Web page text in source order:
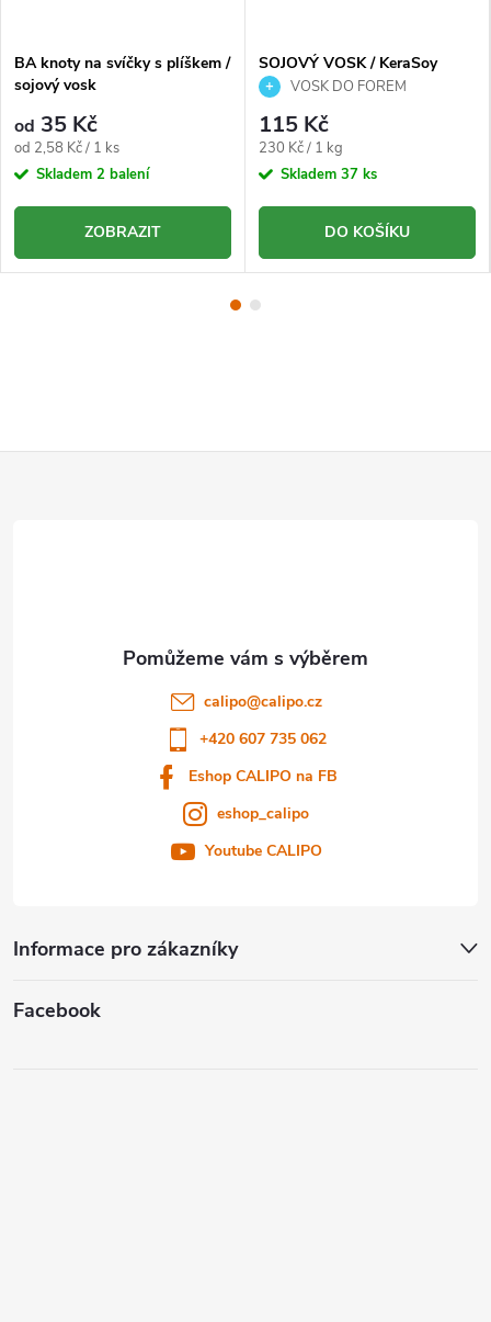
BA knoty na svíčky s plíškem /
sojový vosk
od 35 Kč
Měrná
cena:
od 2,58 Kč / 1 ks
Skladem 2 balení
ZOBRAZIT
SOJOVÝ VOSK / KeraSoy
PillarVOSK DO FOREM
115 Kč
Měrná
cena:
230 Kč / 1 kg
Skladem 37 ks
DO KOŠÍKU
Informace pro zákazníky
calipo@calipo.cz
+420 607 735 062
Eshop CALIPO na FB
eshop_calipo
Youtube CALIPO
Facebook